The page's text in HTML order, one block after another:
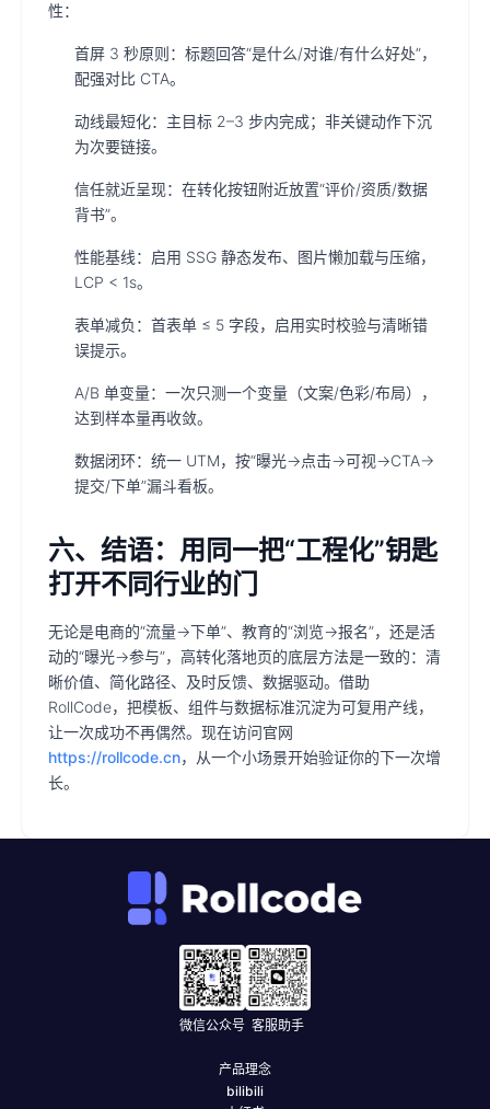
性：
首屏 3 秒原则：标题回答“是什么/对谁/有什么好处”，
配强对比 CTA。
动线最短化：主目标 2–3 步内完成；非关键动作下沉
为次要链接。
信任就近呈现：在转化按钮附近放置“评价/资质/数据
背书”。
性能基线：启用 SSG 静态发布、图片懒加载与压缩，
LCP < 1s。
表单减负：首表单 ≤ 5 字段，启用实时校验与清晰错
误提示。
A/B 单变量：一次只测一个变量（文案/色彩/布局），
达到样本量再收敛。
数据闭环：统一 UTM，按“曝光→点击→可视→CTA→
提交/下单”漏斗看板。
六、结语：用同一把“工程化”钥匙
打开不同行业的门
无论是电商的“流量→下单”、教育的“浏览→报名”，还是活
动的“曝光→参与”，高转化落地页的底层方法是一致的：清
晰价值、简化路径、及时反馈、数据驱动。借助
RollCode，把模板、组件与数据标准沉淀为可复用产线，
让一次成功不再偶然。现在访问官网
https://rollcode.cn，从一个小场景开始验证你的下一次增
长。
微信公众号 客服助手
产品理念
bilibili